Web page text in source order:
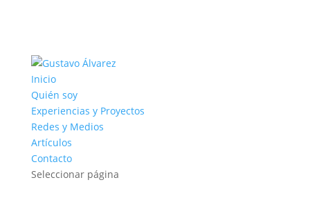
Inicio
Quién soy
Experiencias y Proyectos
Redes y Medios
Artículos
Contacto
Seleccionar página